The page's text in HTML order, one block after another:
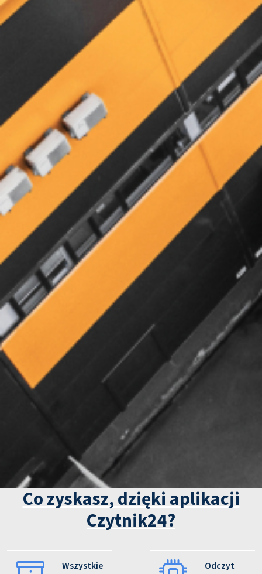
Co zyskasz, dzięki aplikacji
Czytnik24?
Wszystkie
Odczyt